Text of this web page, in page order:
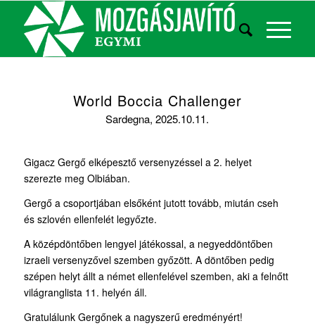
World Boccia Challenger
Sardegna, 2025.10.11.
Gigacz Gergő elképesztő versenyzéssel a 2. helyet
szerezte meg Olbiában.
Gergő a csoportjában elsőként jutott tovább, miután cseh
és szlovén ellenfelét legyőzte.
A középdöntőben lengyel játékossal, a negyeddöntőben
izraeli versenyzővel szemben győzött. A döntőben pedig
szépen helyt állt a német ellenfelével szemben, aki a felnőtt
világranglista 11. helyén áll.
Gratulálunk Gergőnek a nagyszerű eredményért!